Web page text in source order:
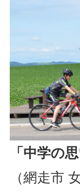
「中学の
（網走市